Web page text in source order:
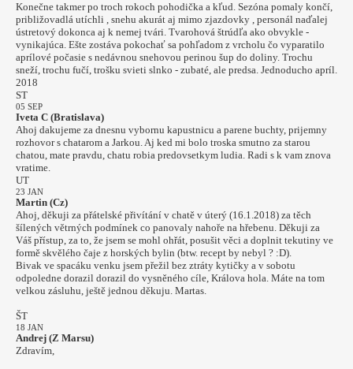
Konečne takmer po troch rokoch pohodička a kľud. Sezóna pomaly končí,
približovadlá utíchli , snehu akurát aj mimo zjazdovky , personál naďalej
ústretový dokonca aj k nemej tvári. Tvarohová štrúdľa ako obvykle -
vynikajúca. Ešte zostáva pokochať sa pohľadom z vrcholu čo vyparatilo
aprílové počasie s nedávnou snehovou perinou šup do doliny. Trochu
sneží, trochu fučí, trošku svieti slnko - zubaté, ale predsa. Jednoducho apríl.
2018
ST
05 SEP
Iveta C (Bratislava)
Ahoj dakujeme za dnesnu vybornu kapustnicu a parene buchty, prijemny
rozhovor s chatarom a Jarkou. Aj ked mi bolo troska smutno za starou
chatou, mate pravdu, chatu robia predovsetkym ludia. Radi s k vam znova
vratime.
UT
23 JAN
Martin (Cz)
Ahoj, děkuji za přátelské přivítání v chatě v úterý (16.1.2018) za těch
šílených větrných podmínek co panovaly nahoře na hřebenu. Děkuji za
Váš přístup, za to, že jsem se mohl ohřát, posušit věci a doplnit tekutiny ve
formě skvělého čaje z horských bylin (btw. recept by nebyl ? :D).
Bivak ve spacáku venku jsem přežil bez ztráty kytičky a v sobotu
odpoledne dorazil dorazil do vysněného cíle, Králova hola. Máte na tom
velkou zásluhu, ještě jednou děkuju. Martas.
ŠT
18 JAN
Andrej (Z Marsu)
Zdravím,